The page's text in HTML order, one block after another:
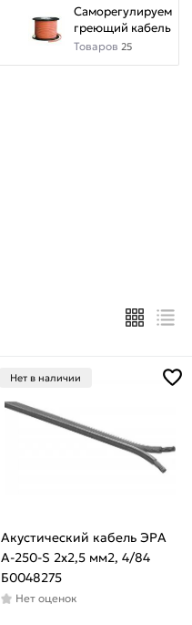
Саморегулируемый
греющий кабель
Товаров 25
Нет в наличии
Акустический кабель ЭРА
A-250-S 2х2,5 мм2, 4/84
Б0048275
Нет оценок